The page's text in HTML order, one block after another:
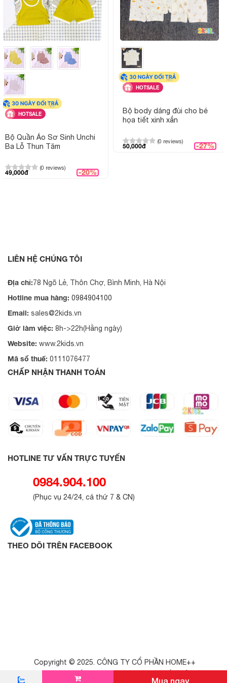
HOTSALE
Bộ Quần Áo Sơ Sinh Unchi
Ba Lỗ Thun Tăm
(0 reviews)
49,000đ -20%
HOTSALE
Bộ body dáng đùi cho bé
họa tiết xinh xắn
(0 reviews)
50,000đ -27%
Mua ngay
LIÊN HỆ CHÚNG TÔI
Địa chỉ:78 Ngõ Lẻ, Thôn Chợ, Bình Minh, Hà Nội
Hotline mua hàng: 0984904100
Email: sales@2kids.vn
Giờ làm việc: 8h->22h(Hằng ngày)
Website: www.2kids.vn
Mã số thuế: 0111076477
CHẤP NHẬN THANH TOÁN
HOTLINE TƯ VẤN TRỰC TUYẾN
0984.904.100
(Phục vụ 24/24, cả thứ 7 & CN)
THEO DÕI TRÊN FACEBOOK
Copyright © 2025. CÔNG TY CỔ PHẦN HOME++